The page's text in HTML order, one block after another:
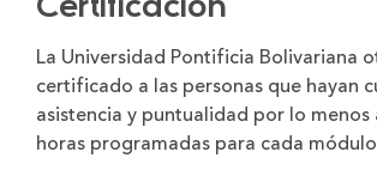
Certificación
La Universidad Pontificia Bolivariana
certificado a las personas que hayan
asistencia y puntualidad por lo menos
horas programadas para cada